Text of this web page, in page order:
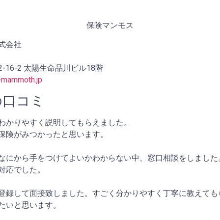
保険マンモス
会社
2 太陽生命品川ビル18階
コミ
りやすく説明してもらえました。
がみつかったと思います。
にから手をつけてよいかわからない中、窓口相談をしました
応でした。
録して面接致しました。すごく分かりやすく丁寧に教えても
いと思います。